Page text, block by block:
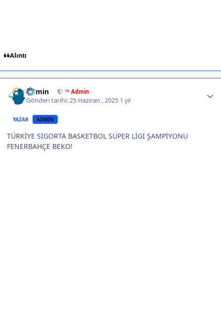
Alıntı
Admin ™ Admin
Gönderi tarihi:25 Haziran , 2025 1 yıl
YAZAR ADMIN
TÜRKİYE SİGORTA BASKETBOL SÜPER LİGİ ŞAMPİYONU
FENERBAHÇE BEKO!